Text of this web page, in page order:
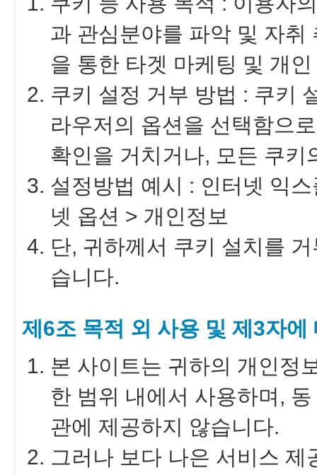
과 관심분야를 파악 및 자취
을 통한 타겟 마케팅 및 개
쿠키 설정 거부 방법 : 쿠키
라우저의 옵션을 선택함으
확인을 거치거나, 모든 쿠
설정방법 예시 : 인터넷 익
넷 옵션 > 개인정보
단, 귀하께서 쿠키 설치를
습니다.
제6조 목적 외 사용 및 제3자에
본 사이트는 귀하의 개인정
한 범위 내에서 사용하며,
관에 제공하지 않습니다.
그러나 보다 나은 서비스